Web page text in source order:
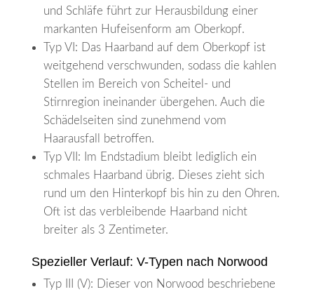
und Schläfe führt zur Herausbildung einer
markanten Hufeisenform am Oberkopf.
Typ VI: Das Haarband auf dem Oberkopf ist
weitgehend verschwunden, sodass die kahlen
Stellen im Bereich von Scheitel- und
Stirnregion ineinander übergehen. Auch die
Schädelseiten sind zunehmend vom
Haarausfall betroffen.
Typ VII: Im Endstadium bleibt lediglich ein
schmales Haarband übrig. Dieses zieht sich
rund um den Hinterkopf bis hin zu den Ohren.
Oft ist das verbleibende Haarband nicht
breiter als 3 Zentimeter.
Spezieller Verlauf: V-Typen nach Norwood
Typ III (V): Dieser von Norwood beschriebene